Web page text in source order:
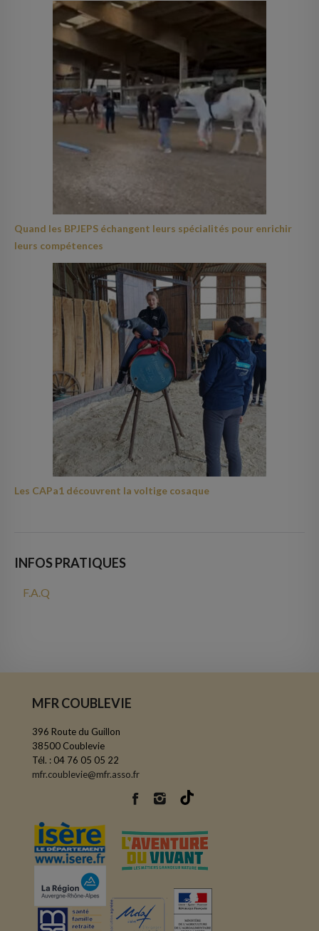
Quand les BPJEPS échangent leurs spécialités pour enrichir
leurs compétences
Les CAPa1 découvrent la voltige cosaque
INFOS PRATIQUES
F.A.Q
MFR COUBLEVIE
396 Route du Guillon
38500 Coublevie
Tél. : 04 76 05 05 22
mfr.coublevie@mfr.asso.fr